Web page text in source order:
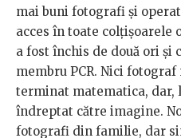
mai buni fotografi și
acces în toate colțișoarele
a fost închis de două ori și
membru PCR. Nici
terminat matematica, dar,
îndreptat către imagine.
fotografi din familie, dar